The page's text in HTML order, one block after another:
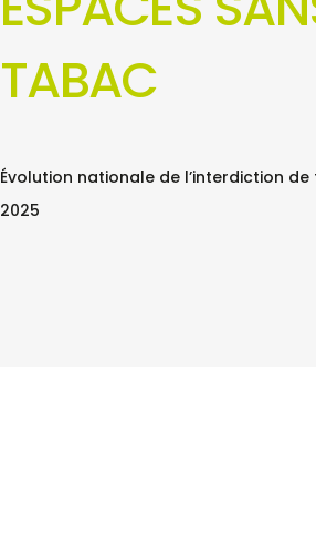
TABAC
Évolution nationale de l’interdiction de
2025